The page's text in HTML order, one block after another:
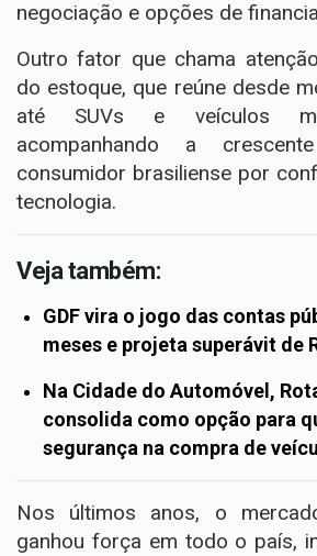
negociação e opções de
Outro fator que chama
do estoque, que reúne desde
até SUVs e veículos
acompanhando a
consumidor brasiliense por
tecnologia.
Veja também:
GDF vira o jogo das contas
meses e projeta superávit de
Na Cidade do Automóvel,
consolida como opção para
segurança na compra de
Nos últimos anos, o
ganhou força em todo o país,